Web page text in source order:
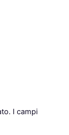
I campi